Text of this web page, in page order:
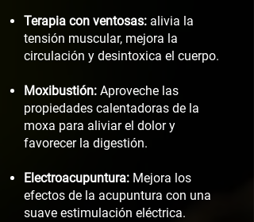
Terapia con ventosas: alivia la
tensión muscular, mejora la
circulación y desintoxica el cuerpo.
Moxibustión: Aproveche las
propiedades calentadoras de la
moxa para aliviar el dolor y
favorecer la digestión.
Electroacupuntura: Mejora los
efectos de la acupuntura con una
suave estimulación eléctrica.